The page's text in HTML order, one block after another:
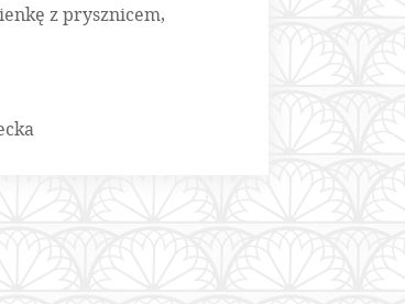
z prysznicem,